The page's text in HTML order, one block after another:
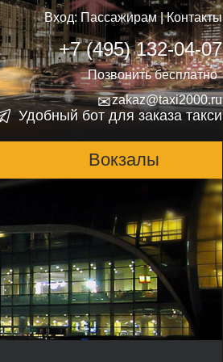
Вход: Пассажирам|Контакты
+7 (495) 132-04-07
Позвонить бесплатно
✉zakaz@taxi2000.ru
Удобный бот для заказа такси
Вокзалы